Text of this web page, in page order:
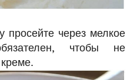
через мелкое
чтобы не